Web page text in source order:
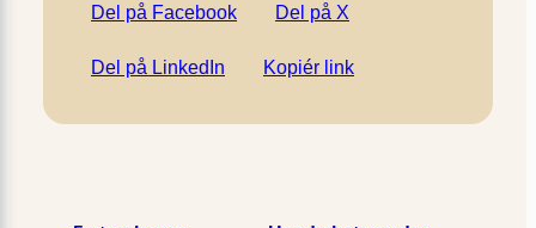
Del på Facebook Del på X
Del på LinkedIn Kopiér link